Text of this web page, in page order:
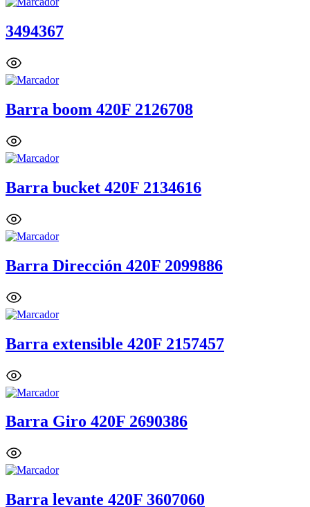
3494367
Barra boom 420F 2126708
Barra bucket 420F 2134616
Barra Dirección 420F 2099886
Barra extensible 420F 2157457
Barra Giro 420F 2690386
Barra levante 420F 3607060